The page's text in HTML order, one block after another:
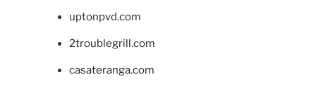
uptonpvd.com
2troublegrill.com
casateranga.com